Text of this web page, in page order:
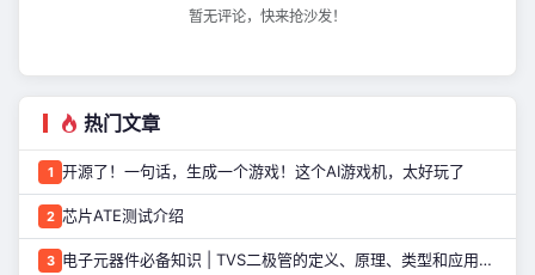
暂无评论，快来抢沙发！
热门文章
1 开源了！一句话，生成一个游戏！这个AI游戏机，太好玩了
2 芯片ATE测试介绍
3 电子元器件必备知识 | TVS二极管的定义、原理、类型和应用优势